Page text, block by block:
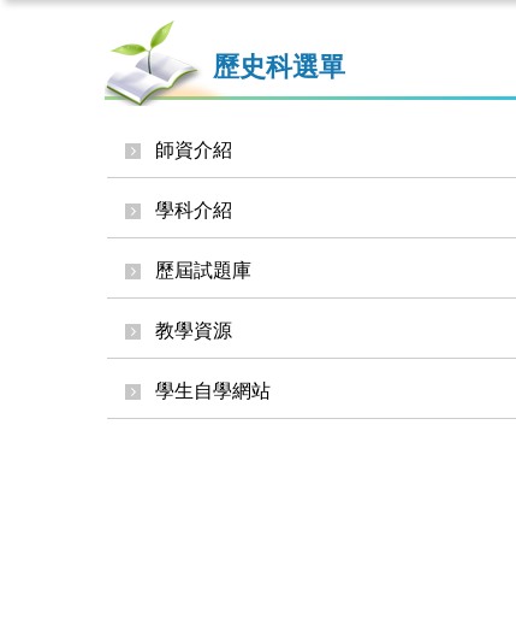
歷史科選單
師資介紹
學科介紹
歷屆試題庫
教學資源
學生自學網站